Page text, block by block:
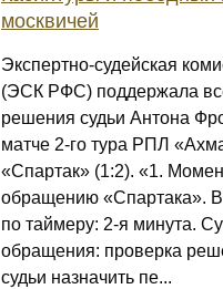
москвичей
Экспертно-судейская
(ЭСК РФС) поддержала
решения судьи Антона
матче 2-го тура РПЛ
«Спартак» (1:2). «1.
обращению «Спартака».
по таймеру: 2-я минута.
обращения: проверка
судьи назначить пе...